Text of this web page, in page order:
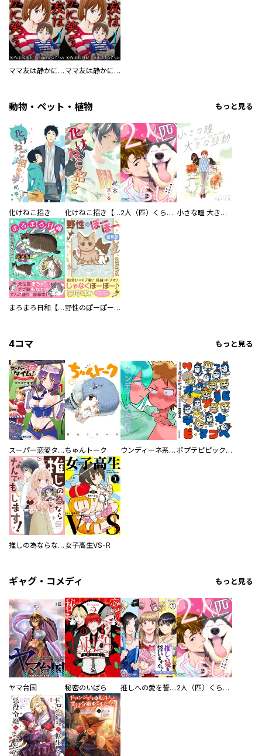
ママ友は静かに笑う ママ友は静かに笑う 単行本版
動物・ペット・植物 もっと見る
化けねこ招き 化けねこ招き【描きおろし付合冊版】 2人（匹）くらし。 小さな瞳 大きな鼓動
まろまろ日和【豪華版】 野性のぽーぽー【豪華版】
4コマ もっと見る
スーパー恋愛タイム！～現場でドＳな彼女は自宅でデレる～ ちゅんトーク ウンディーネ系彼氏 ポプテピピック SEASON EIGHT
推しの為ならなんでもします！ 女子高生VS-R
ギャグ・コメディ もっと見る
ヤマ台国 秘密のいばら 推しへの愛を誓いますか？～アラサー女子、推しは逃げぬが人生逃げる～ 2人（匹）くらし。